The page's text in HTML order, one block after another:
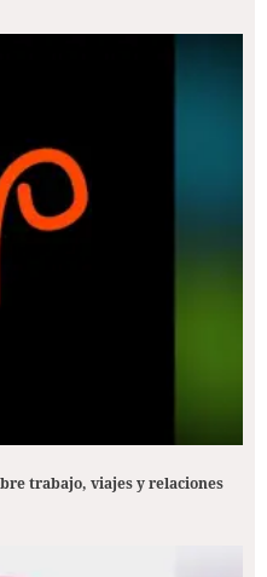
trabajo, viajes y relaciones